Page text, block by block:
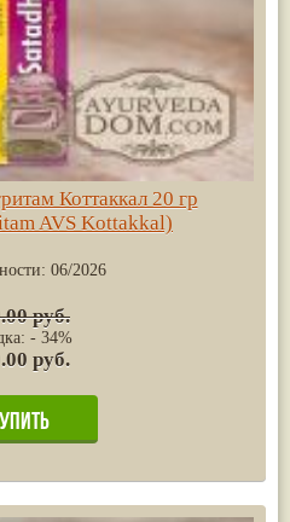
Коттаккал 20 гр
AVS Kottakkal)
06/2026
руб.
- 34%
руб.